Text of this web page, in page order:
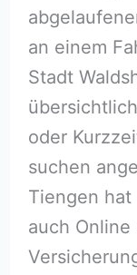
an einem
Stadt
oder
suchen
Tiengen
auch Online